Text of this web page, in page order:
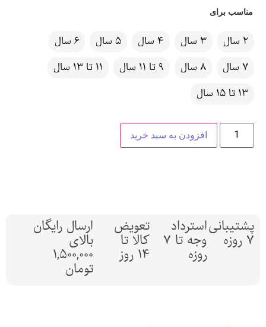
مناسب برای
2 سال 3 سال 4 سال 5 سال
6 سال
7 سال
8 سال 9 تا 11 سال
11 تا 13 سال
13 تا 15 سال
افزودن به سبد خرید
پشتیبانی
7 روزه
استرداد
وجه تا 7
روزه
تعویض
کالا تا
14 روز
ارسال رایگان
بالای
1,500,000
تومان